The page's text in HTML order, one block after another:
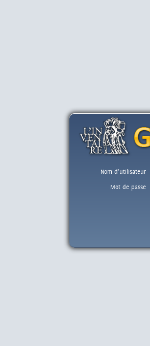
Nom d'utilisateur
Mot de passe